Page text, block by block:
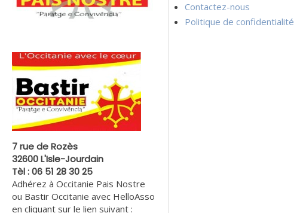
7 rue de Rozès
32600 L'Isle-Jourdain
Tèl : 06 51 28 30 25
Adhérez à Occitanie Pais Nostre
ou Bastir Occitanie avec HelloAsso
en cliquant sur le lien suivant :
Contactez-nous
Politique de confidentialité